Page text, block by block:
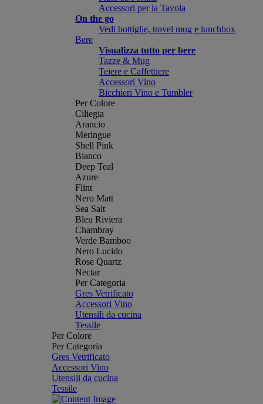
Accessori per la Tavola
On the go
Vedi bottiglie, travel mug e lunchbox
Bere
Visualizza tutto per bere
Tazze & Mug
Teiere e Caffettiere
Accessori Vino
Bicchieri Vino e Tumbler
Per Colore
Ciliegia
Arancio
Meringue
Shell Pink
Bianco
Deep Teal
Azure
Flint
Nero Matt
Sea Salt
Bleu Riviera
Chambray
Verde Bamboo
Nero Lucido
Rose Quartz
Nectar
Per Categoria
Gres Vetrificato
Accessori Vino
Utensili da cucina
Tessile
Per Colore
Per Categoria
Gres Vetrificato
Accessori Vino
Utensili da cucina
Tessile